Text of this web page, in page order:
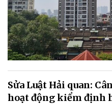
Sửa Luật Hải quan:
hoạt động kiểm định